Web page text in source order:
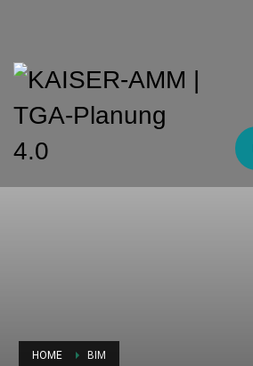
HOME BIM